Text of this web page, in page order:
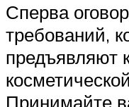
Сперва
требований,
предъявляют
Принимайте